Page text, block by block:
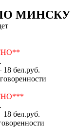
МИНСКУ
18 бел.руб.
18 бел.руб.